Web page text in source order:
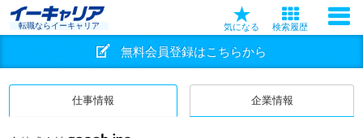
転職ならイーキャリア 気になる 検索履歴
無料会員登録はこちらから
仕事情報 企業情報